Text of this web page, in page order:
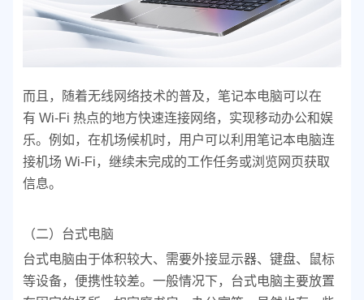
而且，随着无线网络技术的普及，笔记本电脑可以在
有 Wi-Fi 热点的地方快速连接网络，实现移动办公和娱
乐。例如，在机场候机时，用户可以利用笔记本电脑连
接机场 Wi-Fi，继续未完成的工作任务或浏览网页获取
信息。
（二）台式电脑
台式电脑由于体积较大、需要外接显示器、键盘、鼠标
等设备，便携性较差。一般情况下，台式电脑主要放置